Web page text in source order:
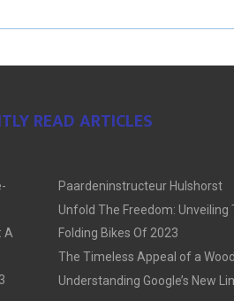
R
N
READ ARTICLES
A
Paardeninstructeur Hulshorst
Unfold The Freedom: Unveiling
Folding Bikes Of 2023
The Timeless Appeal of a
Understanding Google’s New